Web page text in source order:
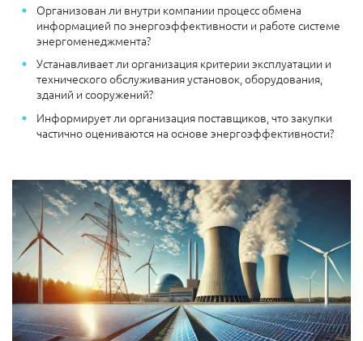
Организован ли внутри компании процесс обмена
информацией по энергоэффективности и работе системе
энергоменеджмента?
Устанавливает ли организация критерии эксплуатации и
технического обслуживания установок, оборудования,
зданий и сооружений?
Информирует ли организация поставщиков, что закупки
частично оцениваются на основе энергоэффективности?